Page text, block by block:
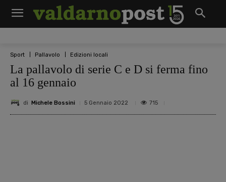
Sport Pallavolo Edizioni locali
La pallavolo di serie C e D si ferma fino
al 16 gennaio
di Michele Bossini 5 Gennaio 2022 715